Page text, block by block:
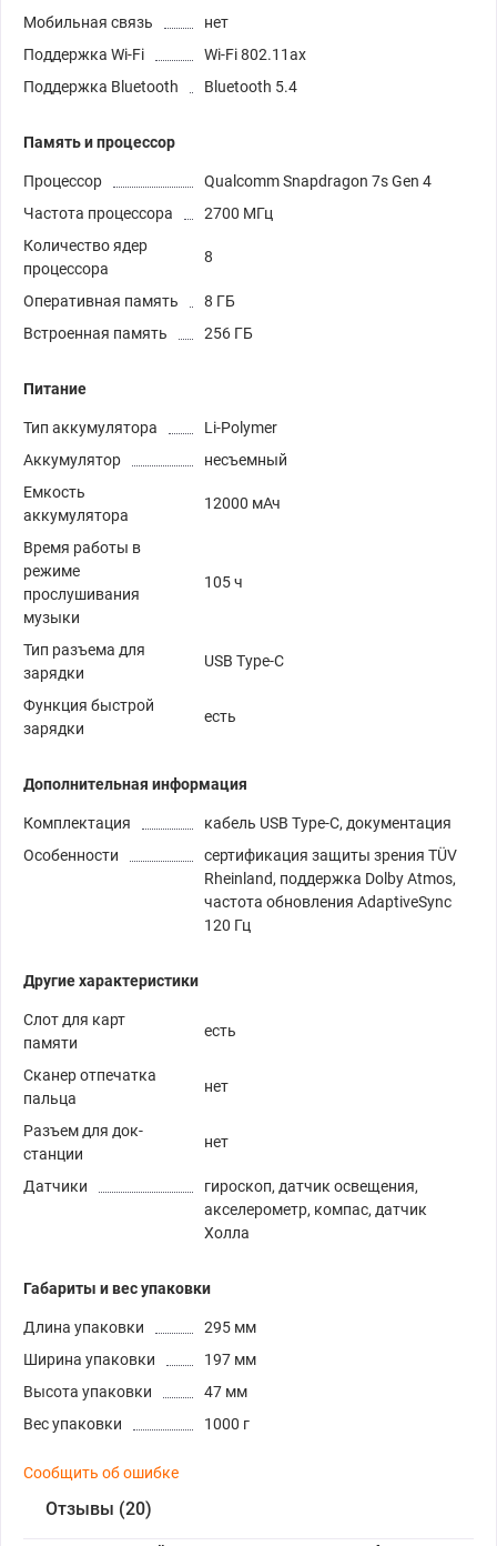
Мобильная связь
нет
Поддержка Wi-Fi
Wi-Fi 802.11ax
Поддержка Bluetooth
Bluetooth 5.4
Память и процессор
Процессор
Qualcomm Snapdragon 7s Gen 4
Частота процессора
2700 МГц
Количество ядер
процессора
8
Оперативная память
8 ГБ
Встроенная память
256 ГБ
Питание
Тип аккумулятора
Li-Polymer
Аккумулятор
несъемный
Емкость
аккумулятора
12000 мАч
Время работы в
режиме
прослушивания
музыки
105 ч
Тип разъема для
зарядки
USB Type-C
Функция быстрой
зарядки
есть
Дополнительная информация
Комплектация
кабель USB Type-C, документация
Особенности
сертификация защиты зрения TÜV
Rheinland, поддержка Dolby Atmos,
частота обновления AdaptiveSync
120 Гц
Другие характеристики
Слот для карт
памяти
есть
Сканер отпечатка
пальца
нет
Разъем для док-
станции
нет
Датчики
гироскоп, датчик освещения,
акселерометр, компас, датчик
Холла
Габариты и вес упаковки
Длина упаковки
295 мм
Ширина упаковки
197 мм
Высота упаковки
47 мм
Вес упаковки
1000 г
Сообщить об ошибке
Отзывы (20)